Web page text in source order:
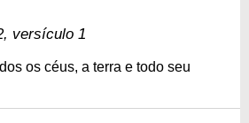
versículo 1
os céus, a terra e todo seu